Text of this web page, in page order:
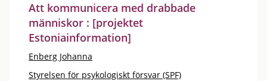
Att kommunicera med drabbade
människor : [projektet
Estoniainformation]
Enberg Johanna
Styrelsen för psykologiskt försvar (SPF)